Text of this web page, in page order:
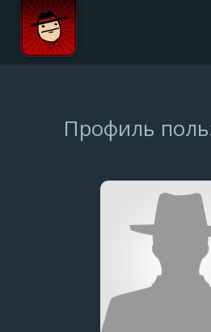
Профиль